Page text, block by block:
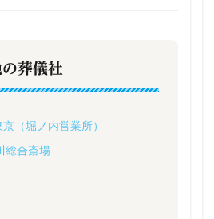
葬儀社
（堀ノ内営業所）
総合斎場